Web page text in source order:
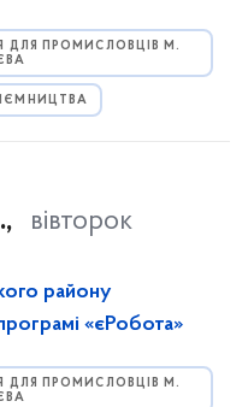
ДЛЯ ПРОМИСЛОВЦІВ М.
вівторок
району
«єРобота»
ДЛЯ ПРОМИСЛОВЦІВ М.